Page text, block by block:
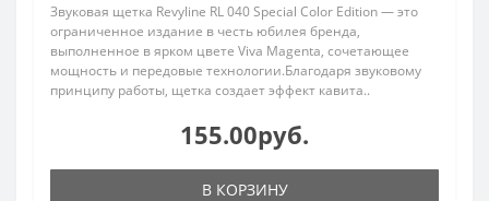
Звуковая щетка Revyline RL 040 Special Color Edition — это
ограниченное издание в честь юбилея бренда,
выполненное в ярком цвете Viva Magenta, сочетающее
мощность и передовые технологии.Благодаря звуковому
принципу работы, щетка создает эффект кавита..
155.00руб.
В КОРЗИНУ